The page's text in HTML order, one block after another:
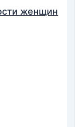
женщин